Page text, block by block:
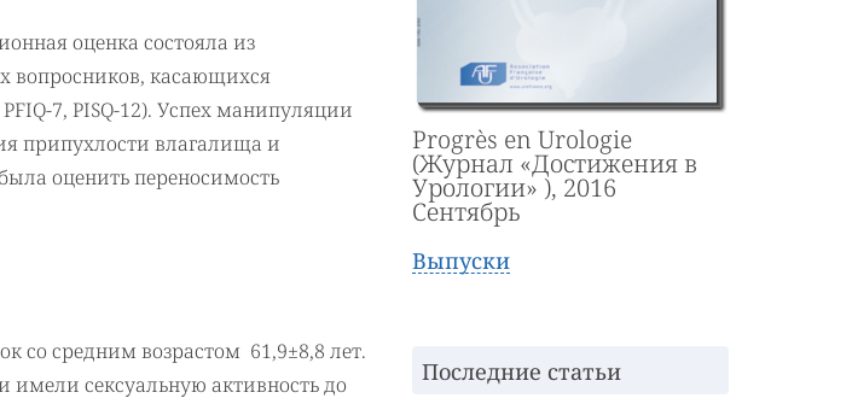
оценка состояла из
вопросников, касающихся
7, PISQ-12). Успех манипуляции
припухлости влагалища и
оценить переносимость
со средним возрастом 61,9±8,8 лет.
сексуальную активность до
Progrès en Urologie
(Журнал «Достижения в
Урологии» ), 2016
Сентябрь
Выпуски
Последние статьи